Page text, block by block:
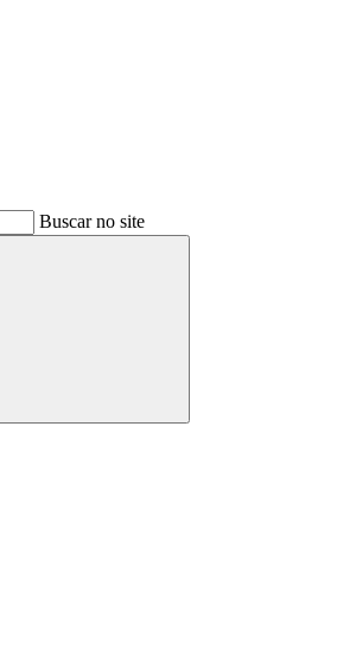
Buscar no site
Buscar